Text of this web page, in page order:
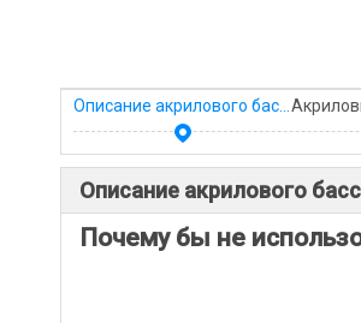
Описание акрилового
Почему бы не